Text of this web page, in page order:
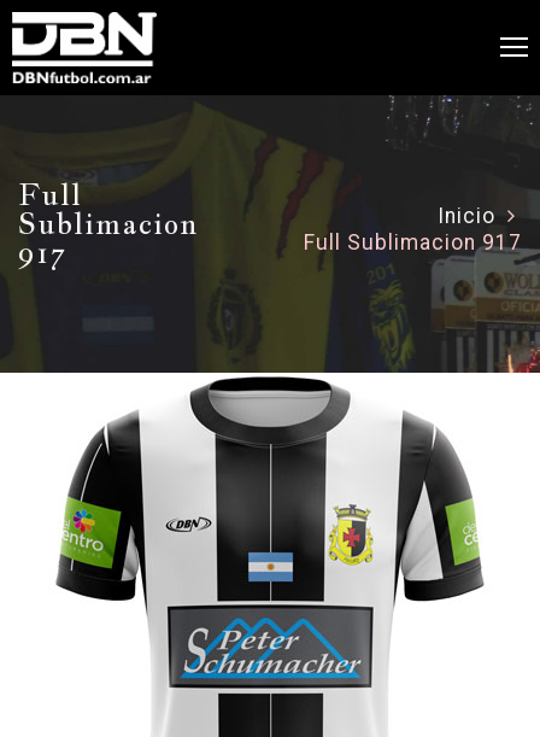
Full
Sublimacion
917
Inicio
Full Sublimacion 917